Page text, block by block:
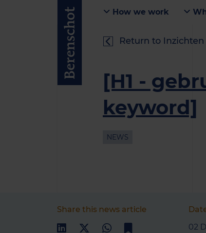
How we work
Return to Inzichten
[H1 -
keyword]
NEWS
Share this news article
02